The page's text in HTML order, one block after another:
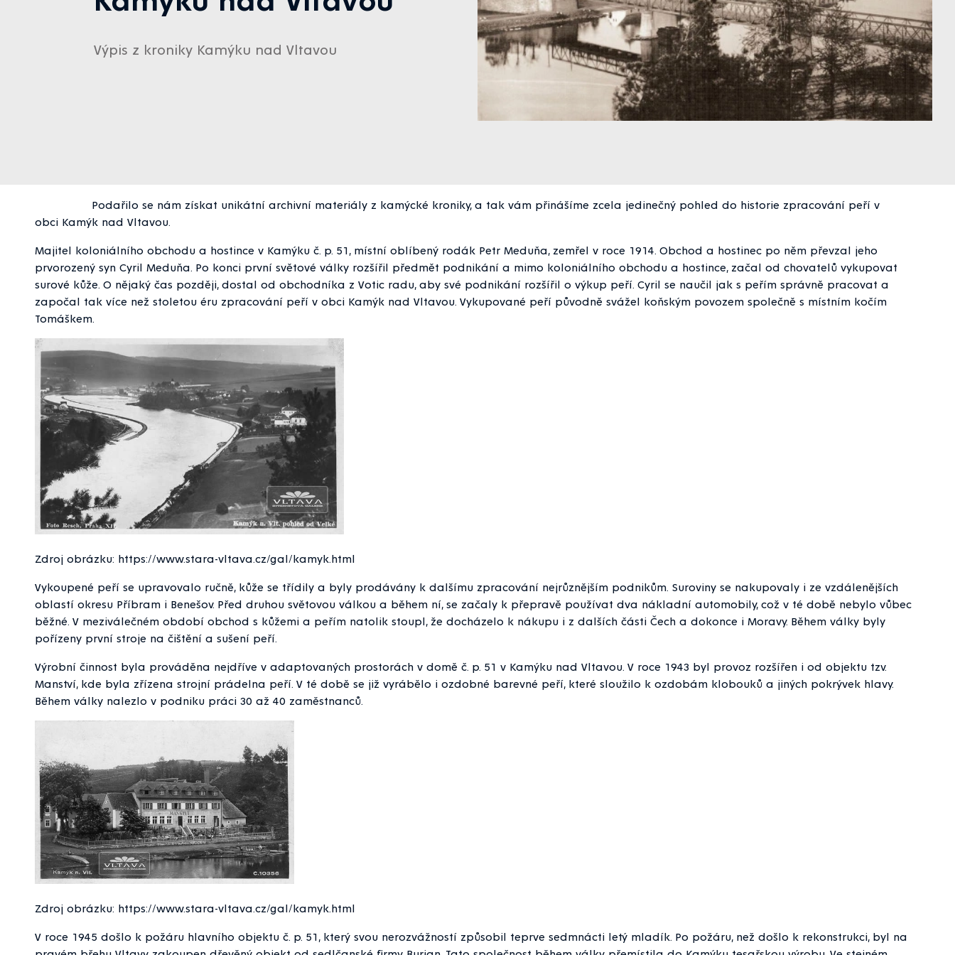
Výpis z kroniky Kamýku nad Vltavou
Podařilo se nám získat unikátní archivní materiály z kamýcké kroniky, a tak vám přinášíme zcela jedinečný pohled do historie zpracování peří v
obci Kamýk nad Vltavou.
Majitel koloniálního obchodu a hostince v Kamýku č. p. 51, místní oblíbený rodák Petr Meduňa, zemřel v roce 1914. Obchod a hostinec po něm převzal jeho
prvorozený syn Cyril Meduňa. Po konci první světové války rozšířil předmět podnikání a mimo koloniálního obchodu a hostince, začal od chovatelů vykupovat
surové kůže. O nějaký čas později, dostal od obchodníka z Votic radu, aby své podnikání rozšířil o výkup peří. Cyril se naučil jak s peřím správně pracovat a
započal tak více než stoletou éru zpracování peří v obci Kamýk nad Vltavou. Vykupované peří původně svážel koňským povozem společně s místním kočím
Tomáškem.
Zdroj obrázku: https://www.stara-vltava.cz/gal/kamyk.html
Vykoupené peří se upravovalo ručně, kůže se třídily a byly prodávány k dalšímu zpracování nejrůznějším podnikům. Suroviny se nakupovaly i ze vzdálenějších
oblastí okresu Příbram i Benešov. Před druhou světovou válkou a během ní, se začaly k přepravě používat dva nákladní automobily, což v té době nebylo vůbec
běžné. V meziválečném období obchod s kůžemi a peřím natolik stoupl, že docházelo k nákupu i z dalších části Čech a dokonce i Moravy. Během války byly
pořízeny první stroje na čištění a sušení peří.
Výrobní činnost byla prováděna nejdříve v adaptovaných prostorách v domě č. p. 51 v Kamýku nad Vltavou. V roce 1943 byl provoz rozšířen i od objektu tzv.
Manství, kde byla zřízena strojní prádelna peří. V té době se již vyrábělo i ozdobné barevné peří, které sloužilo k ozdobám klobouků a jiných pokrývek hlavy.
Během války nalezlo v podniku práci 30 až 40 zaměstnanců.
Zdroj obrázku: https://www.stara-vltava.cz/gal/kamyk.html
V roce 1945 došlo k požáru hlavního objektu č. p. 51, který svou nerozvážností způsobil teprve sedmnácti letý mladík. Po požáru, než došlo k rekonstrukci, byl na